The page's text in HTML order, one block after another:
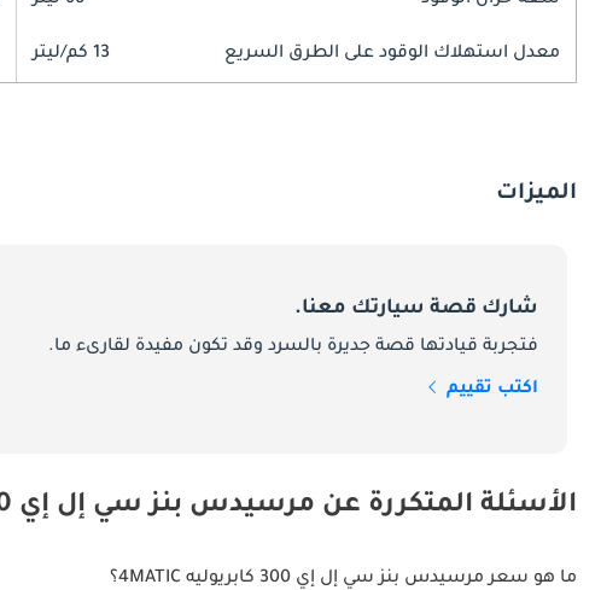
معدل استهلاك الوقود على الطرق السريع 13 كم/ليتر
الميزات
شارك قصة سيارتك معنا.
فتجربة قيادتها قصة جديرة بالسرد وقد تكون مفيدة لقارىء ما.
اكتب تقييم
الأسئلة المتكررة عن مرسيدس بنز سي إل إي 300 كابريوليه 4MATIC
ما هو سعر مرسيدس بنز سي إل إي 300 كابريوليه 4MATIC؟